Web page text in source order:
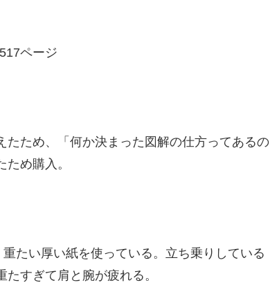
ページ
たため、「何か決まった図解の仕方ってあるの
め購入。
たい厚い紙を使っている。立ち乗りしている
すぎて肩と腕が疲れる。